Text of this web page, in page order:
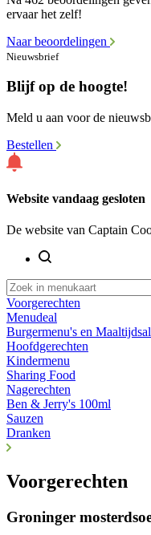
ervaar het zelf!
Naar beoordelingen
Nieuwsbrief
Blijf op de hoogte!
Meld u aan voor de
Bestellen
Website vandaag gesloten
De website van Captain
Voorgerechten
Menudeal
Burgermenu's en
Hoofdgerechten
Kindermenu
Sharing Food
Nagerechten
Ben & Jerry's 100ml
Sauzen
Dranken
Voorgerechten
Groninger